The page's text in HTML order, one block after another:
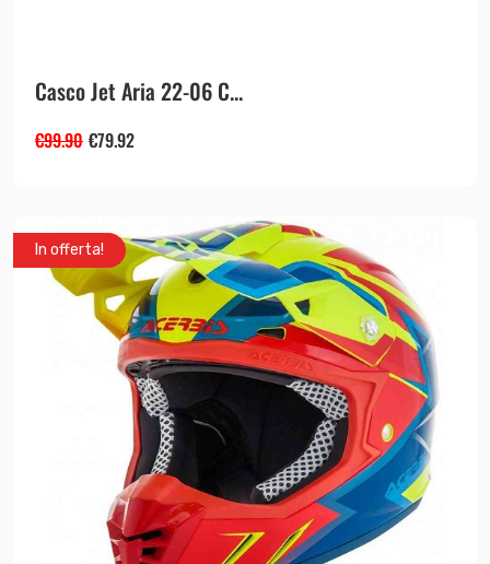
Casco Jet Aria 22-06 C...
€99.90 €79.92
In offerta!